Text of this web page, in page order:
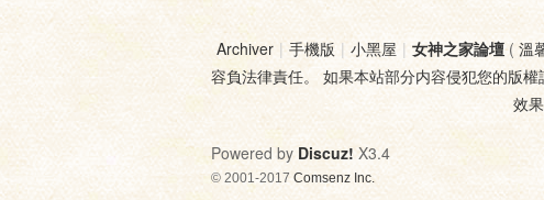
Archiver | 手機版 | 小黑屋 | 女神之家論壇( 溫
容負法律責任。 如果本站部分内容侵犯您的版
效
Powered by Discuz! X3.4
© 2001-2017 Comsenz Inc.